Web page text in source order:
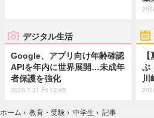
デジタル生活
Google、アプリ向け年齢確認
APIを年内に世界展開…未成年
者保護を強化
2026.7.31 Fri 13:45
ぶ
川
ホーム › 教育・受験 › 中学生 › 記事